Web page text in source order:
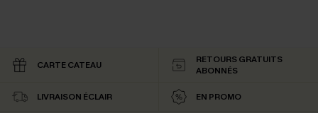
CARTE CATEAU
RETOURS GRATUITS
ABONNÉS
LIVRAISON ÉCLAIR EN PROMO